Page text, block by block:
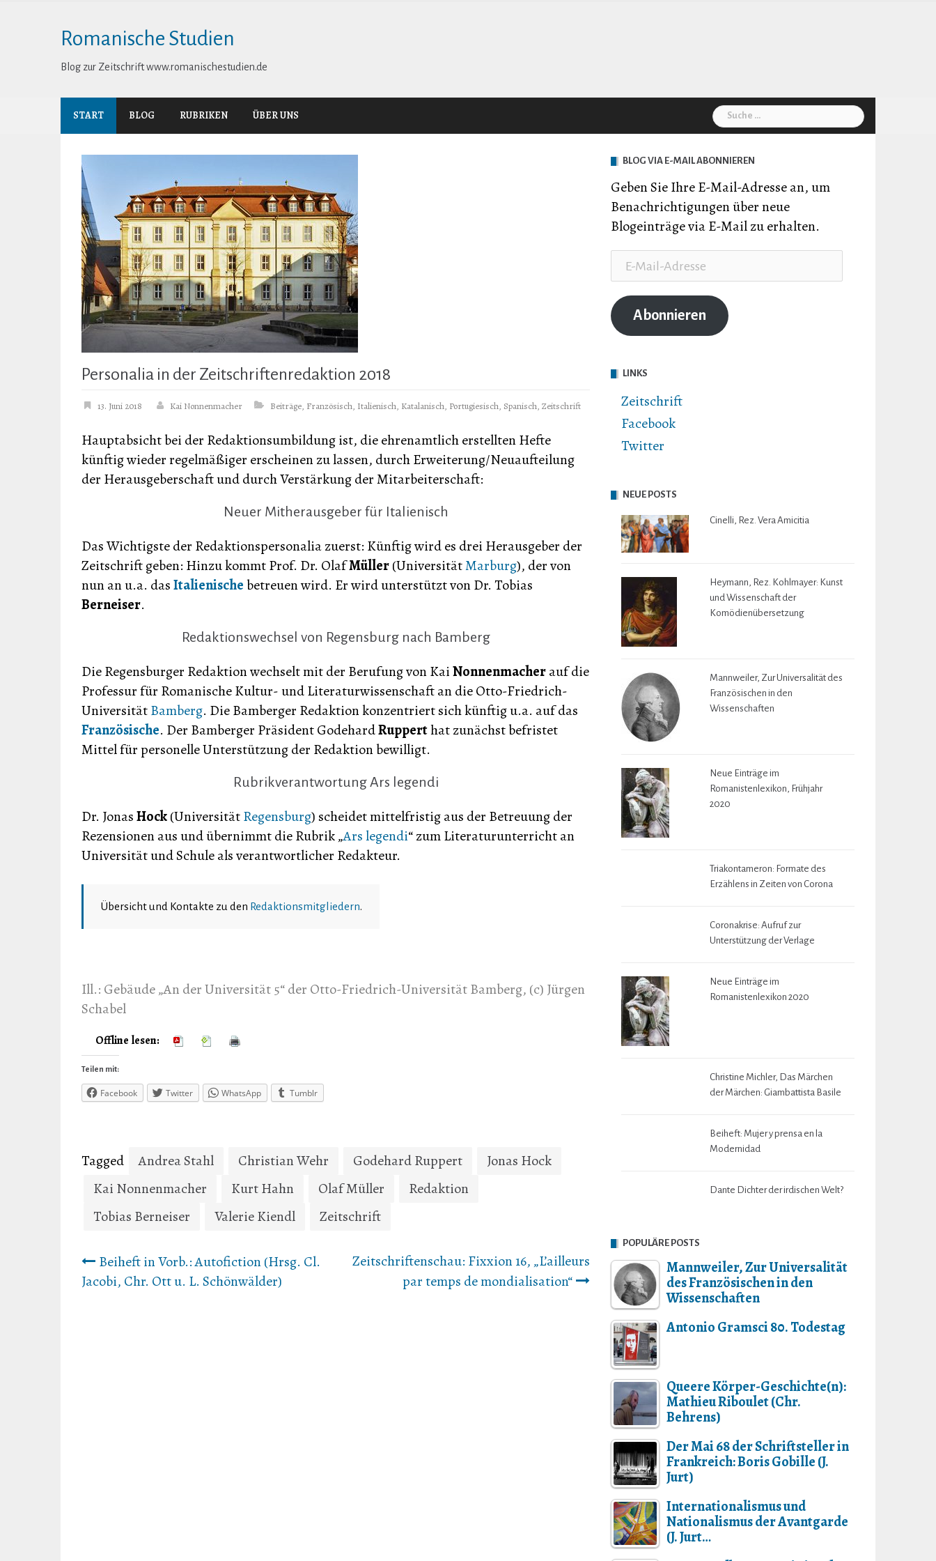
Romanische Studien
Blog zur Zeitschrift www.romanischestudien.de
START BLOG RUBRIKEN ÜBER UNS
Suche
nach:
Personalia in der Zeitschriftenredaktion 2018
13. Juni 2018 Kai Nonnenmacher Beiträge, Französisch, Italienisch, Katalanisch, Portugiesisch, Spanisch, Zeitschrift
Hauptabsicht bei der Redaktionsumbildung ist, die ehrenamtlich erstellten Hefte
künftig wieder regelmäßiger erscheinen zu lassen, durch Erweiterung/Neuaufteilung
der Herausgeberschaft und durch Verstärkung der Mitarbeiterschaft:
Neuer Mitherausgeber für Italienisch
Das Wichtigste der Redaktionspersonalia zuerst: Künftig wird es drei Herausgeber der
Zeitschrift geben: Hinzu kommt Prof. Dr. OlafMüller(UniversitätMarburg), der von
nun an u.a. dasItalienischebetreuen wird. Er wird unterstützt von Dr. Tobias
Berneiser.
Redaktionswechsel von Regensburg nach Bamberg
Die Regensburger Redaktion wechselt mit der Berufung von KaiNonnenmacherauf die
Professur für Romanische Kultur- und Literaturwissenschaft an die Otto-Friedrich-
UniversitätBamberg. Die Bamberger Redaktion konzentriert sich künftig u.a. auf das
Französische. Der Bamberger Präsident GodehardRupperthat zunächst befristet
Mittel für personelle Unterstützung der Redaktion bewilligt.
Rubrikverantwortung Ars legendi
Dr. JonasHock(UniversitätRegensburg) scheidet mittelfristig aus der Betreuung der
Rezensionen aus und übernimmt die Rubrik „Ars legendi“ zum Literaturunterricht an
Universität und Schule als verantwortlicher Redakteur.
Übersicht und Kontakte zu den Redaktionsmitgliedern.
Ill.: Gebäude „An der Universität 5“ der Otto-Friedrich-Universität Bamberg, (c) Jürgen
Schabel
Offline lesen:
Teilen mit:
Facebook Twitter WhatsApp Tumblr
Tagged Andrea Stahl Christian Wehr Godehard Ruppert
Jonas Hock
Kai Nonnenmacher
Kurt Hahn Olaf Müller
Redaktion
Tobias Berneiser
Valerie Kiendl Zeitschrift
Beitrags-
Navigation
Beiheft in Vorb.: Autofiction (Hrsg. Cl.
Jacobi, Chr. Ott u. L. Schönwälder)
Zeitschriftenschau: Fixxion 16, „L’ailleurs
par temps de mondialisation“
BLOG VIA E-MAIL ABONNIEREN
Geben Sie Ihre E-Mail-Adresse an, um
Benachrichtigungen über neue
Blogeinträge via E-Mail zu erhalten.
Mail-
Adresse
Abonnieren
LINKS
Zeitschrift
Facebook
Twitter
NEUE POSTS
Cinelli, Rez. Vera Amicitia
Heymann, Rez. Kohlmayer: Kunst
und Wissenschaft der
Komödienübersetzung
Mannweiler, Zur Universalität des
Französischen in den
Wissenschaften
Neue Einträge im
Romanistenlexikon, Frühjahr
2020
Triakontameron: Formate des
Erzählens in Zeiten von Corona
Coronakrise: Aufruf zur
Unterstützung der Verlage
Neue Einträge im
Romanistenlexikon 2020
Christine Michler, Das Märchen
der Märchen: Giambattista Basile
Beiheft: Mujer y prensa en la
Modernidad
Dante Dichter der irdischen Welt?
POPULÄRE POSTS
Mannweiler, Zur Universalität
des Französischen in den
Wissenschaften
Antonio Gramsci 80. Todestag
Queere Körper-Geschichte(n):
Mathieu Riboulet (Chr.
Behrens)
Der Mai 68 der Schriftsteller in
Frankreich: Boris Gobille (J.
Jurt)
Internationalismus und
Nationalismus der Avantgarde
(J. Jurt…